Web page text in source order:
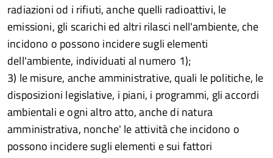
radiazioni od i rifiuti, anche quelli radioattivi, le
emissioni, gli scarichi ed altri rilasci nell'ambiente, che
incidono o possono incidere sugli elementi
dell'ambiente, individuati al numero 1);
3) le misure, anche amministrative, quali le politiche, le
disposizioni legislative, i piani, i programmi, gli accordi
ambientali e ogni altro atto, anche di natura
amministrativa, nonche' le attività che incidono o
possono incidere sugli elementi e sui fattori